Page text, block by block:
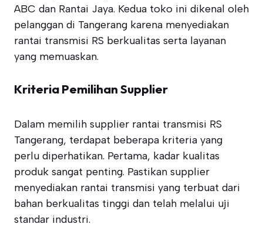
ABC dan Rantai Jaya. Kedua toko ini dikenal oleh
pelanggan di Tangerang karena menyediakan
rantai transmisi RS berkualitas serta layanan
yang memuaskan.
Kriteria Pemilihan Supplier
Dalam memilih supplier rantai transmisi RS
Tangerang, terdapat beberapa kriteria yang
perlu diperhatikan. Pertama, kadar kualitas
produk sangat penting. Pastikan supplier
menyediakan rantai transmisi yang terbuat dari
bahan berkualitas tinggi dan telah melalui uji
standar industri.